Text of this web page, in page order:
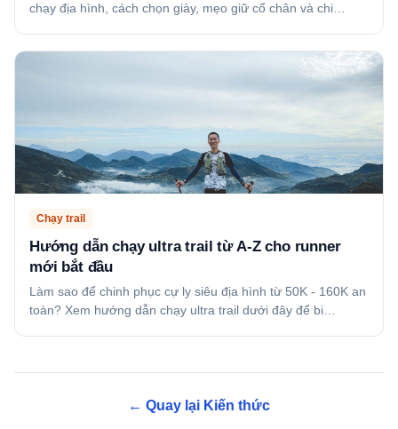
chạy địa hình, cách chọn giày, mẹo giữ cổ chân và chi…
Chạy trail
Hướng dẫn chạy ultra trail từ A-Z cho runner
mới bắt đầu
Làm sao để chinh phục cự ly siêu địa hình từ 50K - 160K an
toàn? Xem hướng dẫn chạy ultra trail dưới đây để bi…
← Quay lại Kiến thức